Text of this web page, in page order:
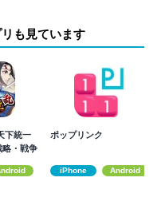
も見ています
下統一
略・戦争
ポップリンク
iPhone Android